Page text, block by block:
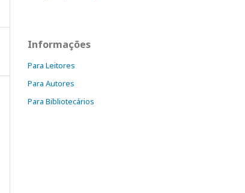
Informações
Para Leitores
Para Autores
Para Bibliotecários